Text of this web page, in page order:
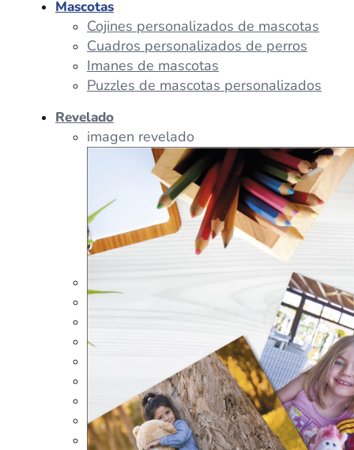
Tazas Personalizadas
Peluches Personalizados
Portalápices Personalizados
Puzles Personalizados
Juegos de Mesa
Alfombrillas Personalizadas
Lámparas LED
Mascotas
Cojines personalizados de mascotas
Cuadros personalizados de perros
Imanes de mascotas
Puzzles de mascotas personalizados
Revelado
imagen revelado